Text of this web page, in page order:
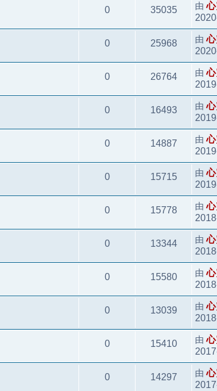
0 35035 由
0 25968 由
0 26764 由
0 16493 由
0 14887 由
0 15715 由
0 15778 由
0 13344 由
0 15580 由
0 13039 由
0 15410 由
0 14297 由